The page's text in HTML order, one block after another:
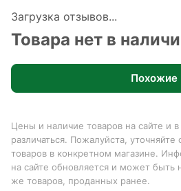
Загрузка отзывов...
Товара нет в
Похожие
Цены и наличие товаров на сайте и в
различаться. Пожалуйста,
товаров в конкретном магазине.
на сайте обновляется и может быть
же товаров, проданных ранее.